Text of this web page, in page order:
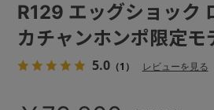
R129 エッグショック
カチャンホンポ限定モ
5.0（1） レビューを見る